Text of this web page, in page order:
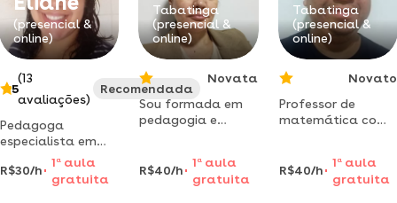
alunos.
compartilharei
toda minha
(presencial &
online)
5
(13
avaliações)
Recomendada
Pedagoga
especialista em
alfabetização e
letramento,
educação
R$30/h
1 aaula
gratuita
Tabatinga
(presencial &
online)
Novata
Sou formada em
pedagogia e
alunos do1⁰ ao 5⁰
R$40/h
1 a aula
gratuita
Tabatinga
(presencial &
online)
Novato
Professor de
matemática com
ensino superior
R$40/h
1 aaula
gratuita